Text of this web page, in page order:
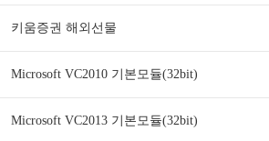
키움증권 해외선물
Microsoft VC2010 기본모듈(32bit)
Microsoft VC2013 기본모듈(32bit)